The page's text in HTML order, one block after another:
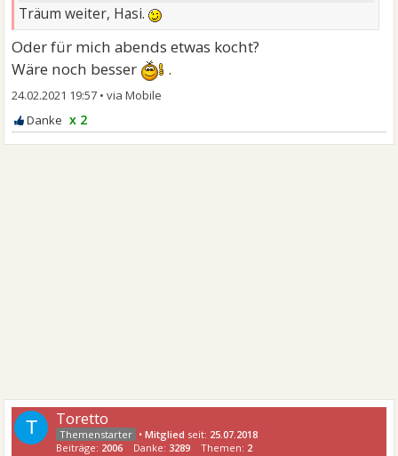
Träum weiter, Hasi.
Oder für mich abends etwas kocht?
Wäre noch besser
.
24.02.2021 19:57 •
x 2
T Toretto
•Mitglied seit: 25.07.2018
Beiträge: 2006 Danke:3289 Themen: 2